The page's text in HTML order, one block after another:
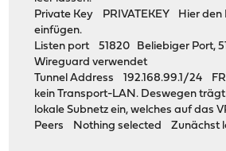
Private Key PRIVATEKEY Hier den
einfügen.
Listen port 51820 Beliebiger Port,
Wireguard verwendet
Tunnel Address 192.168.99.1/24
kein Transport-LAN. Deswegen
lokale Subnetz ein, welches auf das
Peers Nothing selected Zunächst